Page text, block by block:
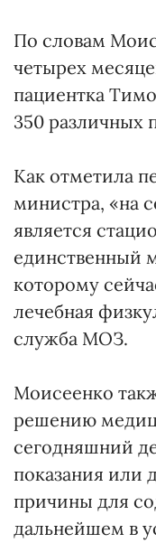
По словам
четырех
пациентка
350 различных
Как отметила
министра, «на
является
единственный
которому
лечебная
служба МОЗ.
Моисеенко
решению
сегодняшний
показания или
причины для
дальнейшем в